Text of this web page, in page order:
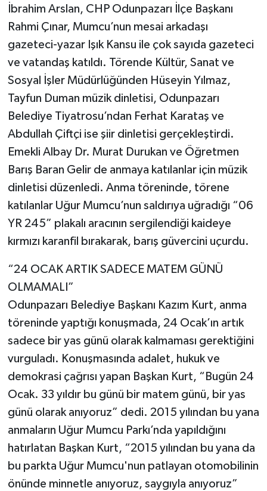
İbrahim Arslan, CHP Odunpazarı İlçe Başkanı
Rahmi Çınar, Mumcu’nun mesai arkadaşı
gazeteci-yazar Işık Kansu ile çok sayıda gazeteci
ve vatandaş katıldı. Törende Kültür, Sanat ve
Sosyal İşler Müdürlüğünden Hüseyin Yılmaz,
Tayfun Duman müzik dinletisi, Odunpazarı
Belediye Tiyatrosu’ndan Ferhat Karataş ve
Abdullah Çiftçi ise şiir dinletisi gerçekleştirdi.
Emekli Albay Dr. Murat Durukan ve Öğretmen
Barış Baran Gelir de anmaya katılanlar için müzik
dinletisi düzenledi. Anma töreninde, törene
katılanlar Uğur Mumcu’nun saldırıya uğradığı “06
YR 245” plakalı aracının sergilendiği kaideye
kırmızı karanfil bırakarak, barış güvercini uçurdu.
“24 OCAK ARTIK SADECE MATEM GÜNÜ
OLMAMALI”
Odunpazarı Belediye Başkanı Kazım Kurt, anma
töreninde yaptığı konuşmada, 24 Ocak’ın artık
sadece bir yas günü olarak kalmaması gerektiğini
vurguladı. Konuşmasında adalet, hukuk ve
demokrasi çağrısı yapan Başkan Kurt, “Bugün 24
Ocak. 33 yıldır bu günü bir matem günü, bir yas
günü olarak anıyoruz” dedi. 2015 yılından bu yana
anmaların Uğur Mumcu Parkı’nda yapıldığını
hatırlatan Başkan Kurt, “2015 yılından bu yana da
bu parkta Uğur Mumcu'nun patlayan otomobilinin
önünde minnetle anıyoruz, saygıyla anıyoruz”